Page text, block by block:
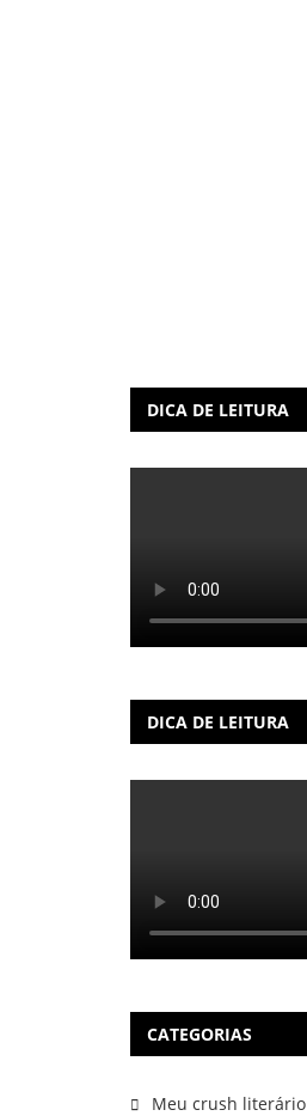
DICA DE LEITURA
DICA DE LEITURA
CATEGORIAS
Meu crush literário